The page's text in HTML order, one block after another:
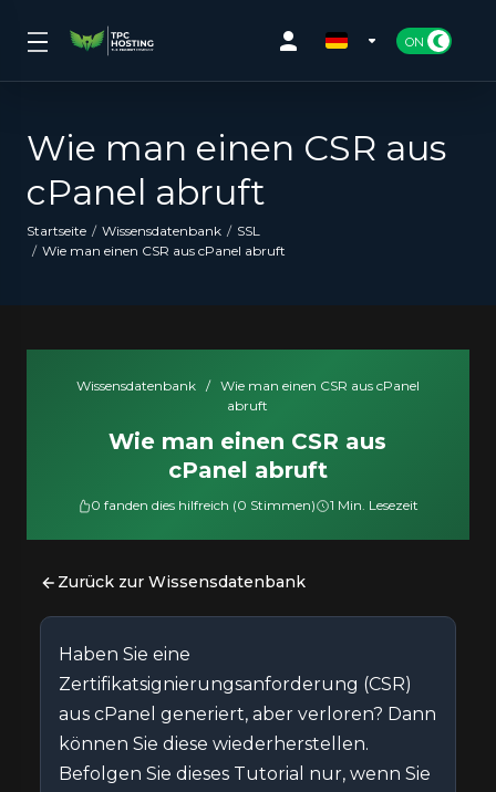
Wie man einen CSR aus
cPanel abruft
Startseite Wissensdatenbank
SSL
Wie man einen CSR aus cPanel abruft
Wissensdatenbank /
Wie man einen CSR aus cPanel
abruft
Wie man einen CSR aus
cPanel abruft
0 fanden dies hilfreich (0 Stimmen) 1 Min. Lesezeit
Zurück zur Wissensdatenbank
Haben Sie eine
Zertifikatsignierungsanforderung (CSR)
aus cPanel generiert, aber verloren? Dann
können Sie diese wiederherstellen.
Befolgen Sie dieses Tutorial nur, wenn Sie